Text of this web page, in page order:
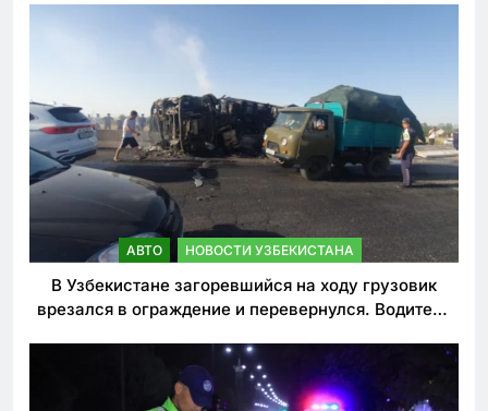
АВТО НОВОСТИ УЗБЕКИСТАНА
В Узбекистане загоревшийся на ходу грузовик
врезался в ограждение и перевернулся. Водитель